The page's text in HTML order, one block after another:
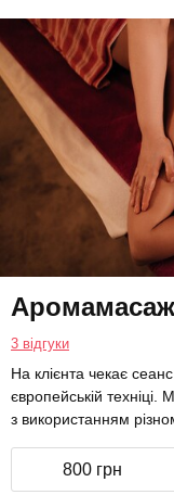
Аромамасаж
3 відгуки
На клієнта чекає
європейській
з використанням
800 грн